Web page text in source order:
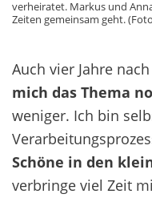
verheiratet. Markus und
Zeiten gemeinsam geht.
Auch vier Jahre
mich das Thema
weniger. Ich bin
Schöne in den
verbringe viel Zeit